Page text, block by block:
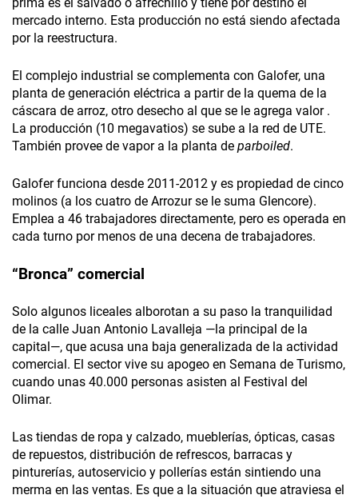
mercado interno. Esta producción no está siendo afectada
por la reestructura.
El complejo industrial se complementa con Galofer, una
planta de generación eléctrica a partir de la quema de la
cáscara de arroz, otro desecho al que se le agrega valor .
La producción (10 megavatios) se sube a la red de UTE.
También provee de vapor a la planta de parboiled.
Galofer funciona desde 2011-2012 y es propiedad de cinco
molinos (a los cuatro de Arrozur se le suma Glencore).
Emplea a 46 trabajadores directamente, pero es operada en
cada turno por menos de una decena de trabajadores.
“Bronca” comercial
Solo algunos liceales alborotan a su paso la tranquilidad
de la calle Juan Antonio Lavalleja —la principal de la
capital—, que acusa una baja generalizada de la actividad
comercial. El sector vive su apogeo en Semana de Turismo,
cuando unas 40.000 personas asisten al Festival del
Olimar.
Las tiendas de ropa y calzado, mueblerías, ópticas, casas
de repuestos, distribución de refrescos, barracas y
pinturerías, autoservicio y pollerías están sintiendo una
merma en las ventas. Es que a la situación que atraviesa el